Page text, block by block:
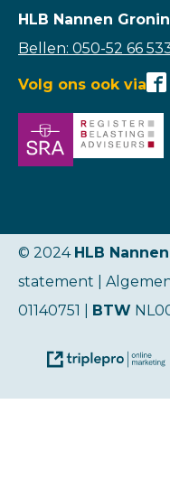
HLB Nannen
Bellen: 050-52 66
Volg ons ook via
© 2024 HLB Nannen
statement
01140751 | BTW